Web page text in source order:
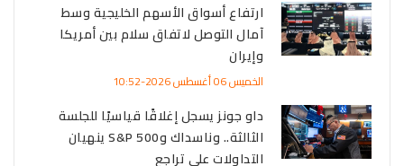
ارتفاع أسواق الأسهم الخليجية وسط
آمال التوصل لاتفاق سلام بين أمريكا
وإيران
الخميس 06 أغسطس 2026-10:52
داو جونز يسجل إغلاقًا قياسيًا للجلسة
الثالثة.. وناسداك وS&P 500 ينهيان
التداولات على تراجع